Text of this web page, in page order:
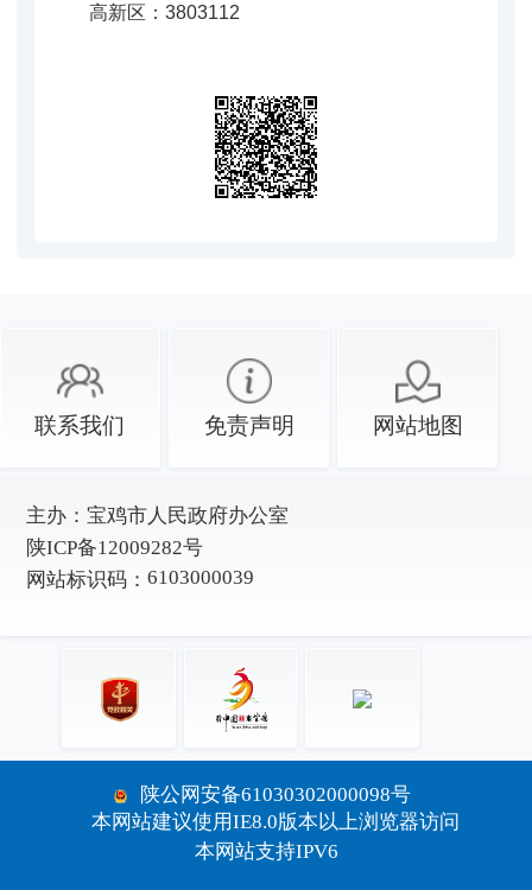
高新区：3803112
联系我们 免责声明 网站地图
主办： 宝鸡市人民政府办公室
陕ICP备12009282号
网站标识码： 6103000039
陕公网安备61030302000098号
本网站建议使用IE8.0版本以上浏览器访问
本网站支持IPV6